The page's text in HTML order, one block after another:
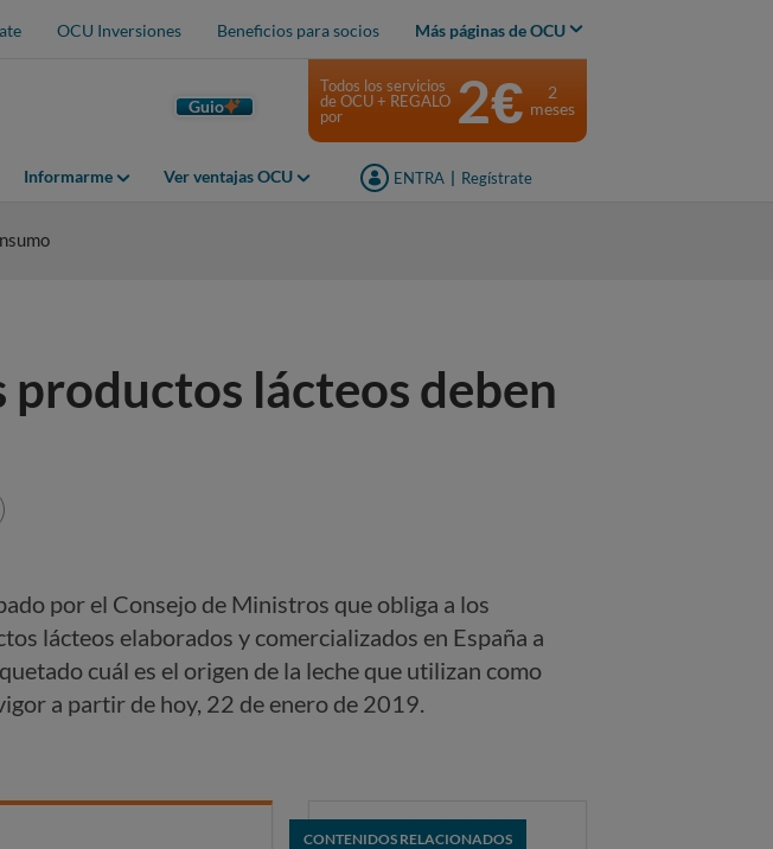
OCU Inversiones Beneficios para socios Más páginas de OCU
Guio
Informarme Ver ventajas OCU ENTRA Regístrate
Todos los servicios
de OCU + REGALO
por
2€
2
meses
productos lácteos deben
por el Consejo de Ministros que obliga a los
lácteos elaborados y comercializados en España a
cuál es el origen de la leche que utilizan como
a partir de hoy, 22 de enero de 2019.
CONTENIDOS RELACIONADOS